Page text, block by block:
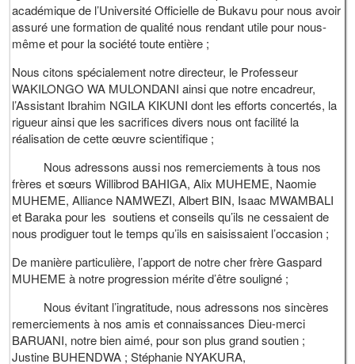
académique de l’Université Officielle de Bukavu pour nous avoir
assuré une formation de qualité nous rendant utile pour nous-
même et pour la société toute entière ;
Nous citons spécialement notre directeur, le Professeur
WAKILONGO WA MULONDANI ainsi que notre encadreur,
l’Assistant Ibrahim NGILA KIKUNI dont les efforts concertés, la
rigueur ainsi que les sacrifices divers nous ont facilité la
réalisation de cette œuvre scientifique ;
Nous adressons aussi nos remerciements à tous nos
frères et sœurs Willibrod BAHIGA, Alix MUHEME, Naomie
MUHEME, Alliance NAMWEZI, Albert BIN, Isaac MWAMBALI
et Baraka pour les soutiens et conseils qu’ils ne cessaient de
nous prodiguer tout le temps qu’ils en saisissaient l’occasion ;
De manière particulière, l’apport de notre cher frère Gaspard
MUHEME à notre progression mérite d’être souligné ;
Nous évitant l’ingratitude, nous adressons nos sincères
remerciements à nos amis et connaissances Dieu-merci
BARUANI, notre bien aimé, pour son plus grand soutien ;
Justine BUHENDWA ; Stéphanie NYAKURA,